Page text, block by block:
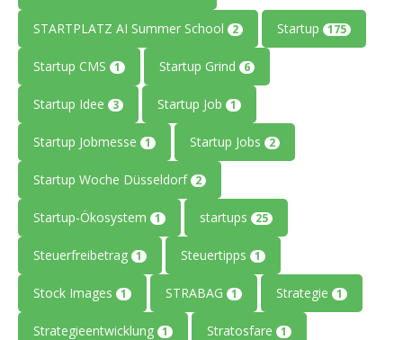
STARTPLATZ AI Summer School 2 Startup 175
Startup CMS 1 Startup Grind 6
Startup Idee 3 Startup Job 1
Startup Jobmesse 1 Startup Jobs 2
Startup Woche Düsseldorf 2
Startup-Ökosystem 1 startups 25
Steuerfreibetrag 1 Steuertipps 1
Stock Images 1 STRABAG 1 Strategie 1
Strategieentwicklung 1 Stratosfare 1